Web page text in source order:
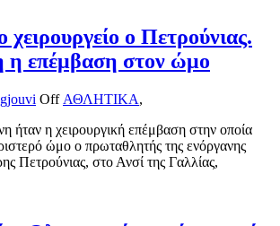
ο Πετρούνιας.
η επέμβαση στον ώμο
gjouvi Off ΑΘΛΗΤΙΚΑ,
ήταν η χειρουργική επέμβαση στην οποία
ώμο ο πρωταθλητής της ενόργανης
Πετρούνιας, στο Ανσί της Γαλλίας,